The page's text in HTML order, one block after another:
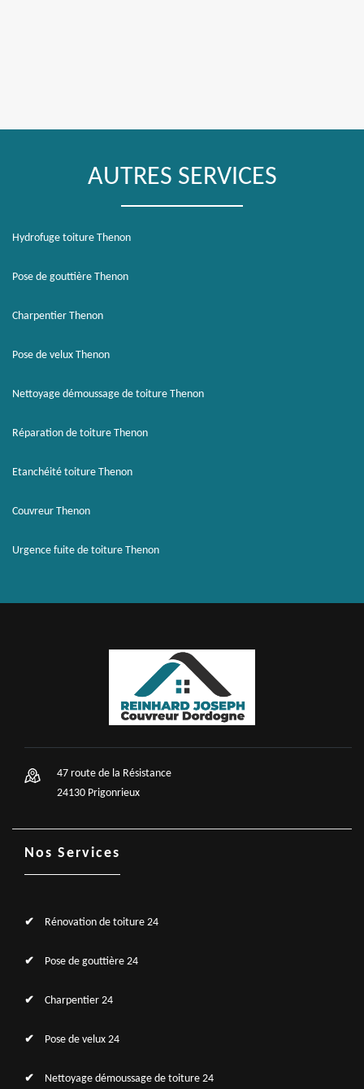
AUTRES SERVICES
Hydrofuge toiture Thenon
Pose de gouttière Thenon
Charpentier Thenon
Pose de velux Thenon
Nettoyage démoussage de toiture Thenon
Réparation de toiture Thenon
Etanchéité toiture Thenon
Couvreur Thenon
Urgence fuite de toiture Thenon
47 route de la Résistance
24130 Prigonrieux
Nos Services
Rénovation de toiture 24
Pose de gouttière 24
Charpentier 24
Pose de velux 24
Nettoyage démoussage de toiture 24